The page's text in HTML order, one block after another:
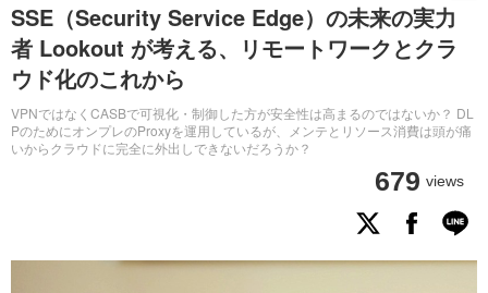
SSE（Security Service Edge）の未来の実力
者 Lookout が考える、リモートワークとクラ
ウド化のこれから
VPNではなくCASBで可視化・制御した方が安全性は高まるのではないか？ DL
PのためにオンプレのProxyを運用しているが、メンテとリソース消費は頭が痛
いからクラウドに完全に外出しできないだろうか？
679 views